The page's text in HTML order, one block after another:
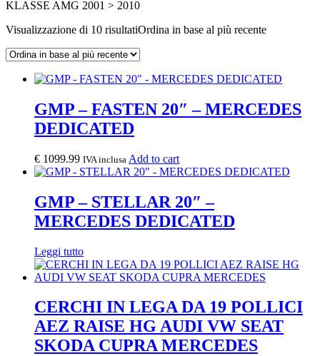
KLASSE AMG 2001 > 2010
Visualizzazione di 10 risultatiOrdina in base al più recente
GMP – FASTEN 20″ – MERCEDES
DEDICATED
€ 1099.99 IVA inclusa Add to cart
GMP – STELLAR 20″ –
MERCEDES DEDICATED
Leggi tutto
CERCHI IN LEGA DA 19 POLLICI
AEZ RAISE HG AUDI VW SEAT
SKODA CUPRA MERCEDES